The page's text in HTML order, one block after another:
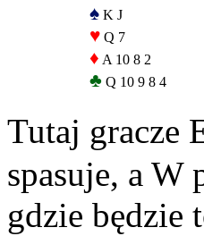
♠ K J
♥ Q 7
♦ A 10 8 2
♣ Q 10 9 8 4
Tutaj gracze
spasuje, a W
gdzie będzie